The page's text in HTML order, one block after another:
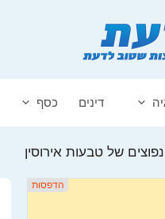
דינים כסף
של טבעות אירוסין